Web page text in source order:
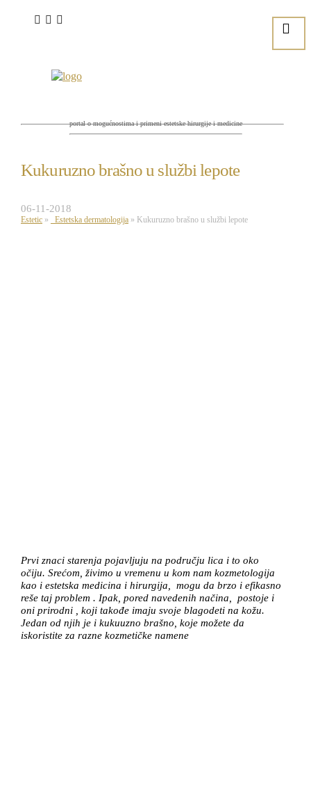
portal o mogućnostima i primeni estetske hirurgije i medicine
Kukuruzno brašno u službi lepote
06-11-2018
Estetic » Estetska dermatologija » Kukuruzno brašno u službi lepote
Prvi znaci starenja pojavljuju na području lica i to oko
očiju. Srećom, živimo u vremenu u kom nam kozmetologija
kao i estetska medicina i hirurgija, mogu da brzo i efikasno
reše taj problem . Ipak, pored navedenih načina, postoje i
oni prirodni , koji takođe imaju svoje blagodeti na kožu.
Jedan od njih je i kukuuzno brašno, koje možete da
iskoristite za razne kozmetičke namene